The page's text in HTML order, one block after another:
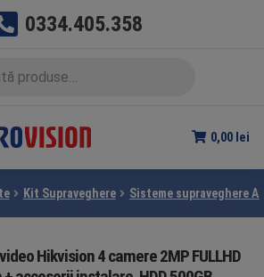
0334.405.358
0,00 lei
Kit Supraveghere Sisteme supraveghere
Hikvision 4 camere 2MP FULLHD